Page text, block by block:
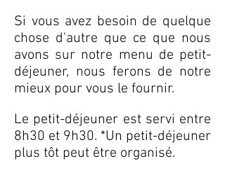
Si vous avez besoin de quelque
chose d'autre que ce que nous
avons sur notre menu de petit-
déjeuner, nous ferons de notre
mieux pour vous le fournir.
Le petit-déjeuner est servi entre
8h30 et 9h30. *Un petit-déjeuner
plus tôt peut être organisé.